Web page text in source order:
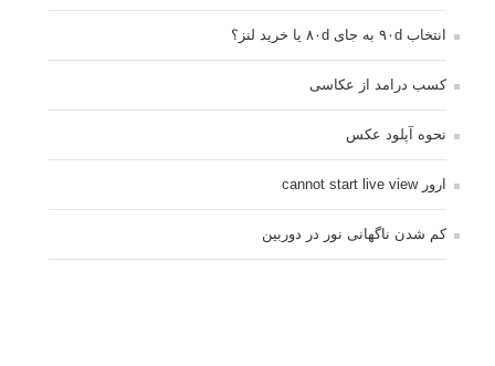
انتخاب ۹۰d به جای ۸۰d یا خرید لنز؟
کسب درامد از عکاسی
نحوه آپلود عکس
ارور cannot start live view
کم شدن ناگهانی نور در دوربین